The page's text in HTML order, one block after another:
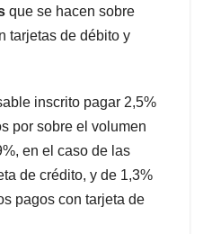
que se hacen sobre
tarjetas de débito y
inscrito pagar 2,5%
por sobre el volumen
en el caso de las
de crédito, y de 1,3%
pagos con tarjeta de